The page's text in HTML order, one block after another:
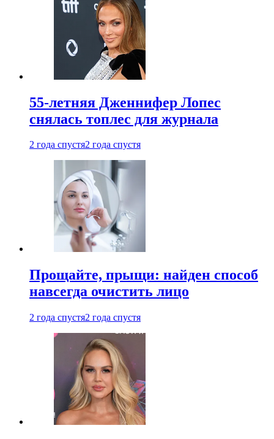
55-летняя Дженнифер Лопес
снялась топлес для журнала
2 года спустя2 года спустя
Прощайте, прыщи: найден способ
навсегда очистить лицо
2 года спустя2 года спустя